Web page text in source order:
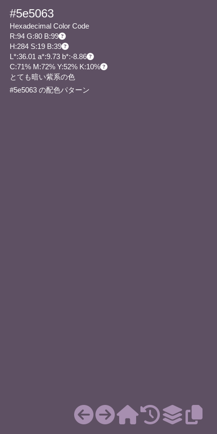
#5e5063
Hexadecimal Color Code
R:94 G:80 B:99
H:284 S:19 B:39
L*:36.01 a*:9.73 b*:-8.86
C:71% M:72% Y:52% K:10%
とても暗い紫系の色
#5e5063 の配色パターン